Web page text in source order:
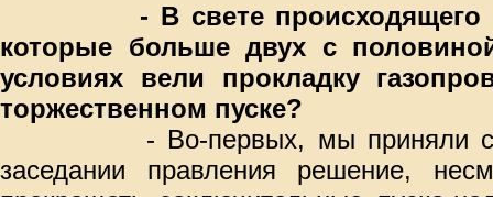
- В свете происходящего
которые больше двух с
условиях вели прокладку
торжественном пуске?
- Во-первых, мы приняли
заседании правления решение,